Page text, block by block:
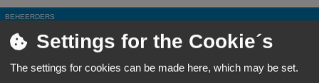
k
k
BEHEERDERS
Rang, Gebruikersnaam Site Admin Ch3vr0n
Settings for the Cookie´s
The settings for cookies can be made here, which may be set.